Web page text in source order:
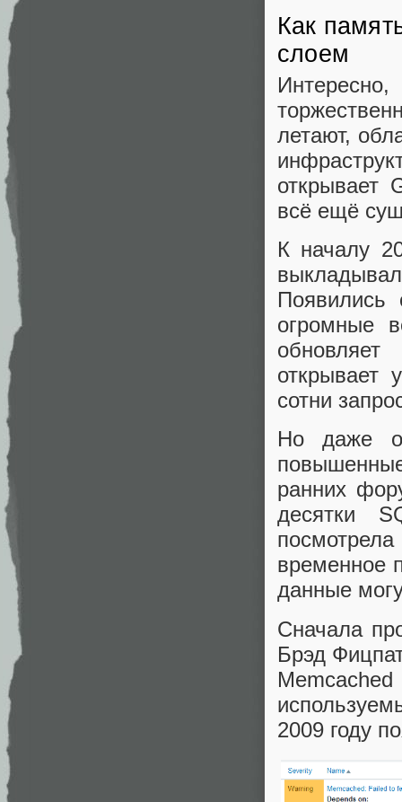
Как
слоем
летают,
открывает
всё ещё
К началу
Появились
огромные
открывает
сотни
Но даже
ранних
десятки
временное
данные
Сначала
Брэд
2009 году